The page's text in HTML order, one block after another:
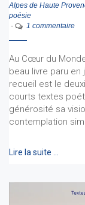
Alpes de Haute
poésie
-
1 commentaire
Au Cœur du
beau livre paru en
recueil est le
courts textes
générosité sa
contemplation
Lire la suite …